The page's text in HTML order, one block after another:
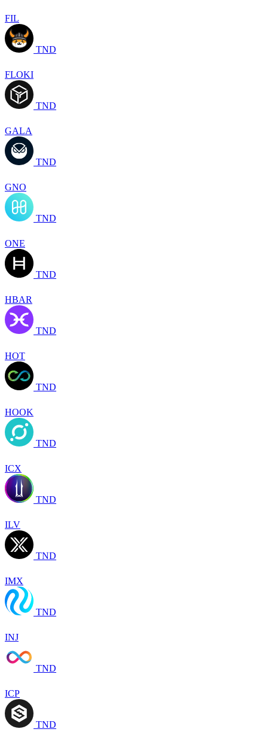
FIL
TND
FLOKI
TND
GALA
TND
GNO
TND
ONE
TND
HBAR
TND
HOT
TND
HOOK
TND
ICX
TND
ILV
TND
IMX
TND
INJ
TND
ICP
TND